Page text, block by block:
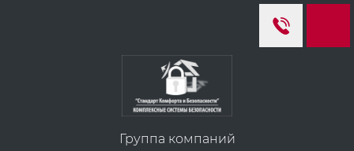
Группа компаний